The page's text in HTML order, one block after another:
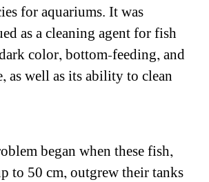
for aquariums. It was
as a cleaning agent for fish
color, bottom-feeding, and
as well as its ability to clean
began when these fish,
to 50 cm, outgrew their tanks